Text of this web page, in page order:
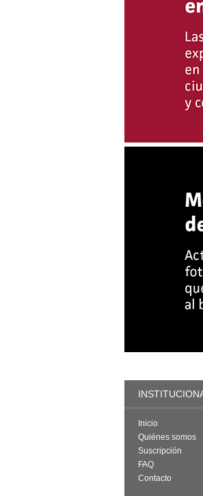
Inicio
Quiénes somos
Suscripción
FAQ
Contacto